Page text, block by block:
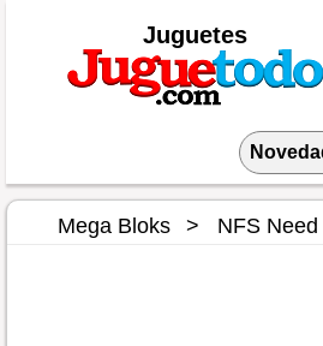
Juguetes
Mega Bloks NFS